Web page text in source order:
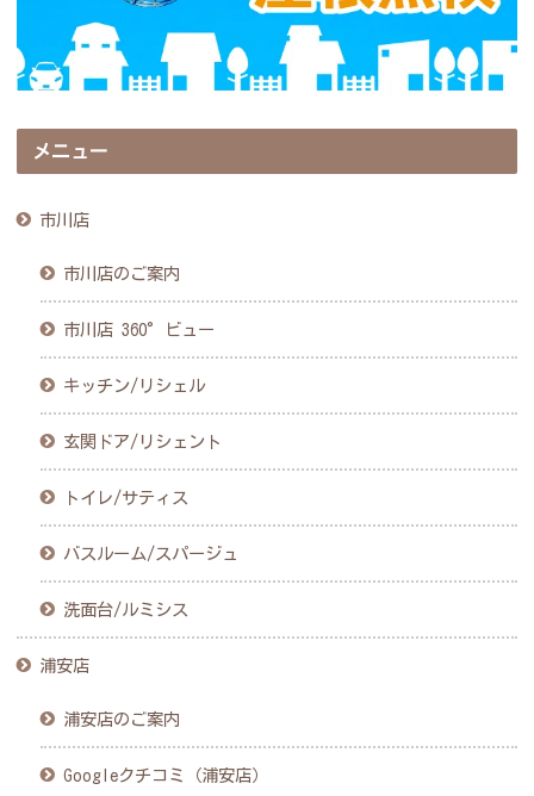
メニュー
市川店
市川店のご案内
市川店 360°ビュー
キッチン/リシェル
玄関ドア/リシェント
トイレ/サティス
バスルーム/スパージュ
洗面台/ルミシス
浦安店
浦安店のご案内
Googleクチコミ（浦安店）